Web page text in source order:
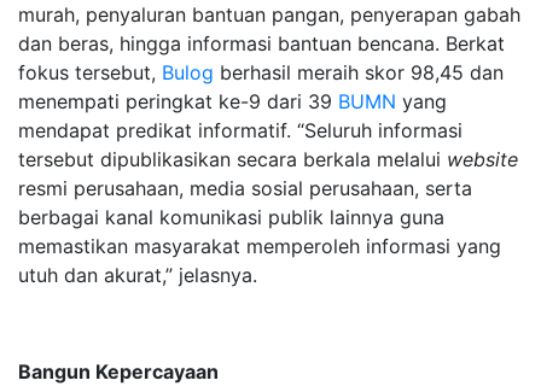
murah, penyaluran bantuan pangan, penyerapan gabah
dan beras, hingga informasi bantuan bencana. Berkat
fokus tersebut, Bulog berhasil meraih skor 98,45 dan
menempati peringkat ke-9 dari 39 BUMN yang
mendapat predikat informatif. “Seluruh informasi
tersebut dipublikasikan secara berkala melalui website
resmi perusahaan, media sosial perusahaan, serta
berbagai kanal komunikasi publik lainnya guna
memastikan masyarakat memperoleh informasi yang
utuh dan akurat,” jelasnya.
Bangun Kepercayaan